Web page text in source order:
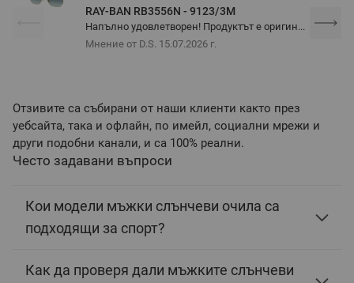
RAY-BAN RB3556N - 9123/3M
Напълно удовлетворен! Продуктът е оригин...
Мнение от D.S. 15.07.2026 г.
Отзивите са събирани от наши клиенти както през
уебсайта, така и офлайн, по имейл, социални мрежи и
други подобни канали, и са 100% реални.
Често задавани въпроси
Кои модели мъжки слънчеви очила са
подходящи за спорт?
Как да проверя дали мъжките слънчеви